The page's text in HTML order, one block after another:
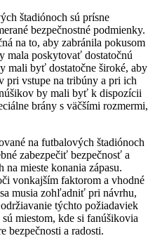
štadiónoch sú prísne
bezpečnostné podmienky.
na to, aby zabránila pokusom
mala poskytovať dostatočnú
mali byť dostatočne široké, aby
vstupe na tribúny a pri ich
by mali byť k dispozícii
brány s väčšími rozmermi,
na futbalových štadiónoch
zabezpečiť bezpečnosť a
mieste konania zápasu.
vonkajším faktorom a vhodné
musia zohľadniť pri návrhu,
týchto požiadaviek
miestom, kde si fanúšikovia
bezpečnosti a radosti.